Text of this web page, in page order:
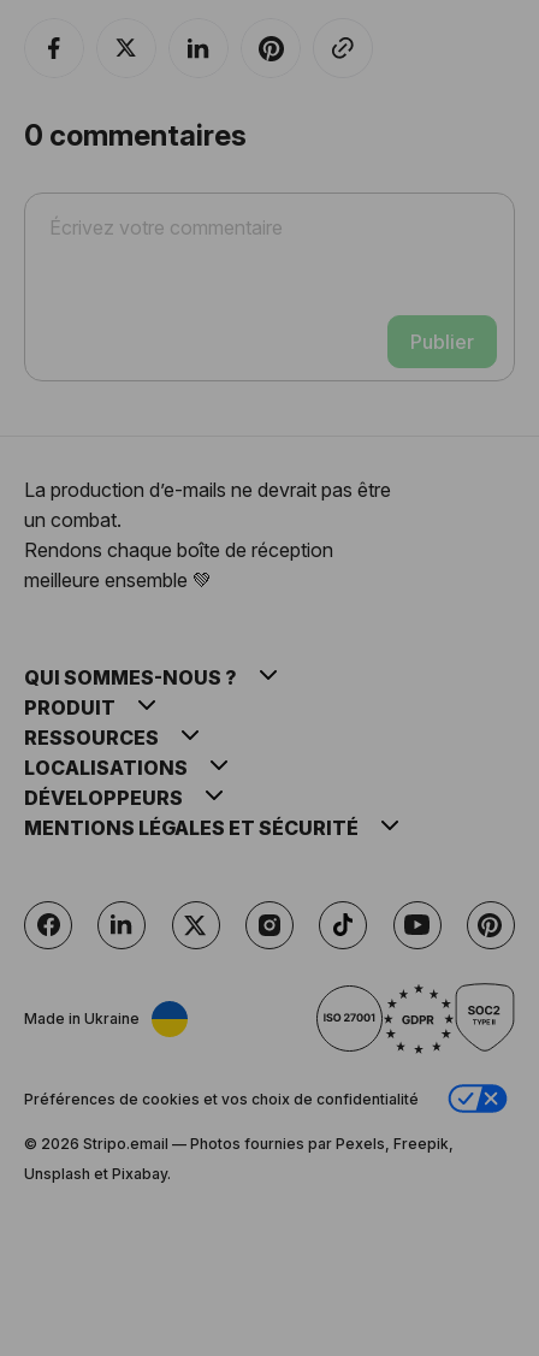
0 commentaires
Publier
La production d’e-mails ne devrait pas être
un combat.
Rendons chaque boîte de réception
meilleure ensemble 💚
QUI SOMMES-NOUS ?
PRODUIT
RESSOURCES
LOCALISATIONS
DÉVELOPPEURS
MENTIONS LÉGALES ET SÉCURITÉ
Made in Ukraine
Préférences de cookies et vos choix de confidentialité
© 2026 Stripо.email — Photos fournies par Pexels, Freepik,
Unsplash et Pixabay.